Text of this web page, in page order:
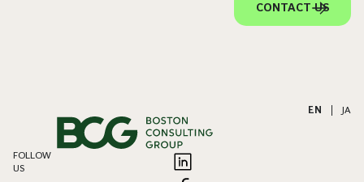
CONTACT US
EN JA
FOLLOW
US